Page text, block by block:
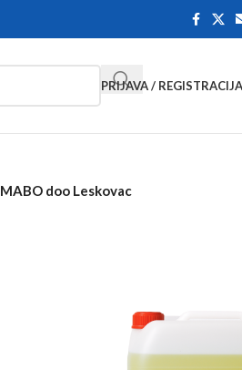
PRIJAVA / REGISTRACIJA
doo Leskovac